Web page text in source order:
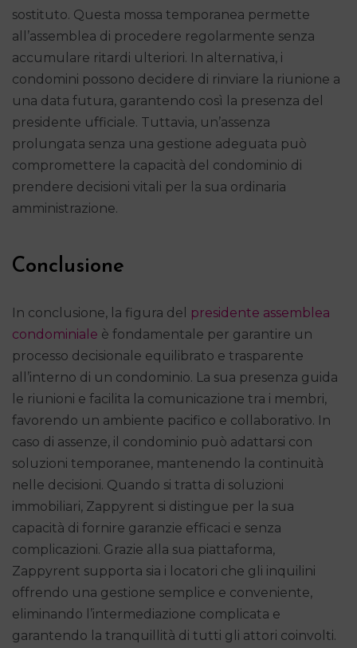
sostituto. Questa mossa temporanea permette
all’assemblea di procedere regolarmente senza
accumulare ritardi ulteriori. In alternativa, i
condomini possono decidere di rinviare la riunione a
una data futura, garantendo così la presenza del
presidente ufficiale. Tuttavia, un’assenza
prolungata senza una gestione adeguata può
compromettere la capacità del condominio di
prendere decisioni vitali per la sua ordinaria
amministrazione.
Conclusione
In conclusione, la figura del presidente assemblea
condominiale è fondamentale per garantire un
processo decisionale equilibrato e trasparente
all’interno di un condominio. La sua presenza guida
le riunioni e facilita la comunicazione tra i membri,
favorendo un ambiente pacifico e collaborativo. In
caso di assenze, il condominio può adattarsi con
soluzioni temporanee, mantenendo la continuità
nelle decisioni. Quando si tratta di soluzioni
immobiliari, Zappyrent si distingue per la sua
capacità di fornire garanzie efficaci e senza
complicazioni. Grazie alla sua piattaforma,
Zappyrent supporta sia i locatori che gli inquilini
offrendo una gestione semplice e conveniente,
eliminando l’intermediazione complicata e
garantendo la tranquillità di tutti gli attori coinvolti.